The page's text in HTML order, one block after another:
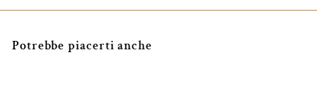
Potrebbe piacerti anche